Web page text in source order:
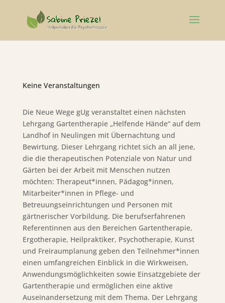
Keine Veranstaltungen
Die Neue Wege gUg veranstaltet einen nächsten
Lehrgang Gartentherapie „Helfende Hände“ auf dem
Landhof in Neulingen mit Übernachtung und
Bewirtung. Dieser Lehrgang richtet sich an all jene,
die die therapeutischen Potenziale von Natur und
Gärten bei der Arbeit mit Menschen nutzen
möchten: Therapeut*innen, Pädagog*innen,
Mitarbeiter*innen in Pflege- und
Betreuungseinrichtungen und Personen mit
gärtnerischer Vorbildung. Die berufserfahrenen
Referentinnen aus den Bereichen Gartentherapie,
Ergotherapie, Heilpraktiker, Psychotherapie, Kunst
und Freiraumplanung geben den Teilnehmer*innen
einen umfangreichen Einblick in die Wirkweisen,
Anwendungsmöglichkeiten sowie Einsatzgebiete der
Gartentherapie und ermöglichen eine aktive
Auseinandersetzung mit dem Thema. Der Lehrgang